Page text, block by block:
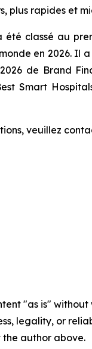
plus rapides et
été classé au
en 2026. Il
de Brand
Smart
veuillez
"as is"
legality, or
author above.